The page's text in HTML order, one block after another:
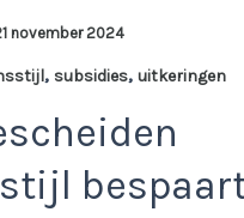
november 2024
, subsidies, uitkeringen